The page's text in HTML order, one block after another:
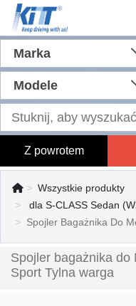
Marka
Modele
Z powrotem
Wszystkie produkty
dla S-CLASS Sedan
Spojler Bagażnika Do
Spojler bagażnika do
Sport Tylna warga